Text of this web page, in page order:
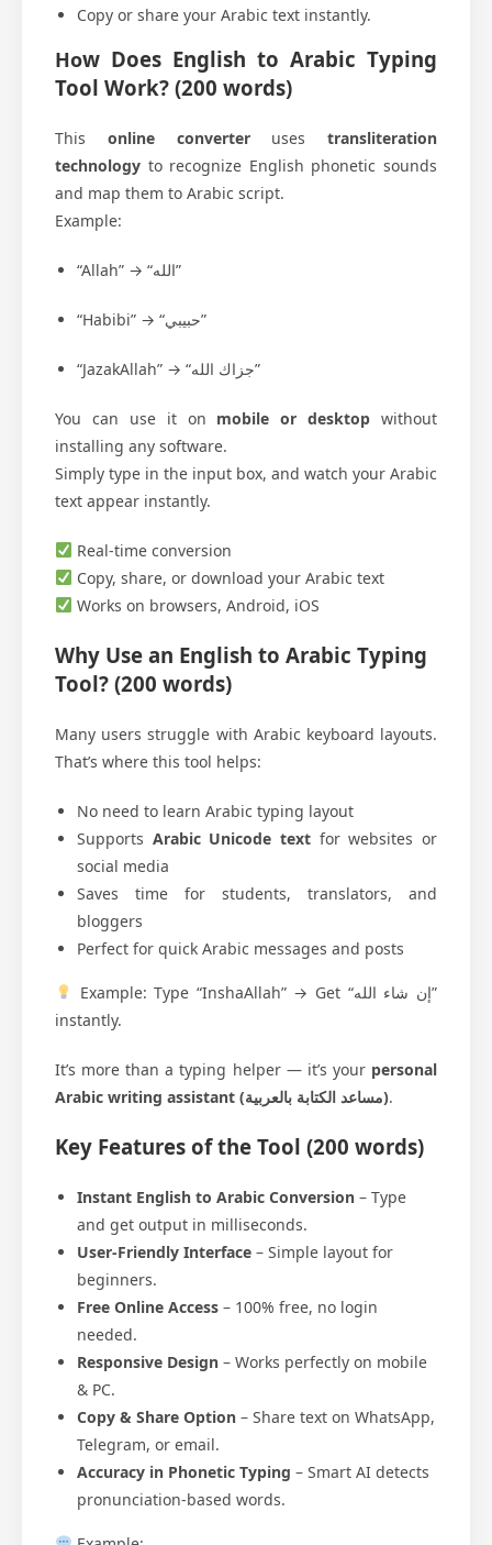
Copy or share your Arabic text instantly.
How Does English to Arabic Typing
Tool Work? (200 words)
This online converteruses transliteration
technology to recognize English phonetic sounds
and map them to Arabic script.
Example:
“Allah” → “الله”
“Habibi” → “حبيبي”
“JazakAllah” → “جزاك الله”
You can use it on mobile or desktop without
installing any software.
Simply type in the input box, and watch your Arabic
text appear instantly.
Real-time conversion
Copy, share, or download your Arabic text
Works on browsers, Android, iOS
Why Use an English to Arabic Typing
Tool? (200 words)
Many users struggle with Arabic keyboard layouts.
That’s where this tool helps:
No need to learn Arabic typing layout
Supports Arabic Unicode text for websites or
social media
Saves time for students, translators, and
bloggers
Perfect for quick Arabic messages and posts
Example: Type “InshaAllah” → Get “إن شاء الله”
instantly.
It’s more than a typing helper — it’s your personal
Arabic writing assistant (مساعد الكتابة بالعربية).
Key Features of the Tool (200 words)
Instant English to Arabic Conversion – Type
and get output in milliseconds.
User-Friendly Interface – Simple layout for
beginners.
Free Online Access – 100% free, no login
needed.
Responsive Design – Works perfectly on mobile
& PC.
Copy & Share Option – Share text on WhatsApp,
Telegram, or email.
Accuracy in Phonetic Typing – Smart AI detects
pronunciation-based words.